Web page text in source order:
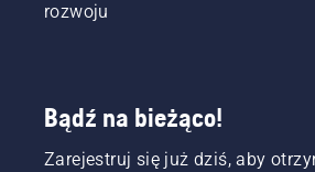
rozwoju
Bądź na bieżąco!
Zarejestruj się już dziś, aby